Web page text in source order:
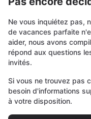
Ne vous inquiétez pas,
de vacances parfaite
aider, nous avons
répond aux questions
invités.
Si vous ne trouvez pas
besoin d'informations
à votre disposition.